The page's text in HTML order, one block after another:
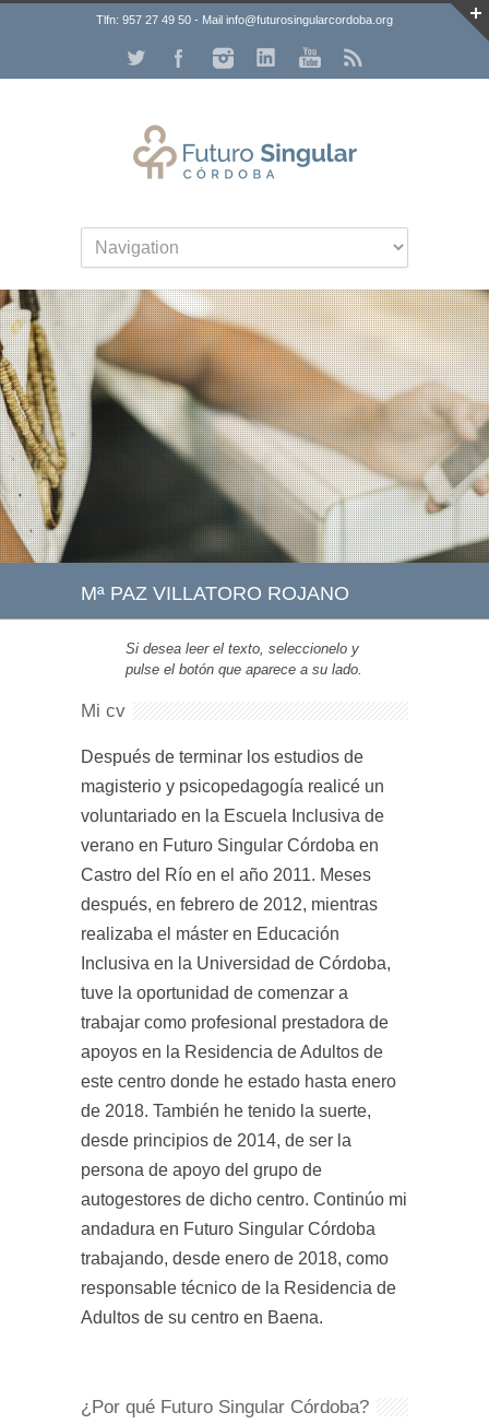
Tlfn: 957 27 49 50 - Mail info@futurosingularcordoba.org
Mª PAZ VILLATORO ROJANO
Si desea leer el texto, seleccionelo y
pulse el botón que aparece a su lado.
Mi cv
Después de terminar los estudios de
magisterio y psicopedagogía realicé un
voluntariado en la Escuela Inclusiva de
verano en Futuro Singular Córdoba en
Castro del Río en el año 2011. Meses
después, en febrero de 2012, mientras
realizaba el máster en Educación
Inclusiva en la Universidad de Córdoba,
tuve la oportunidad de comenzar a
trabajar como profesional prestadora de
apoyos en la Residencia de Adultos de
este centro donde he estado hasta enero
de 2018. También he tenido la suerte,
desde principios de 2014, de ser la
persona de apoyo del grupo de
autogestores de dicho centro. Continúo mi
andadura en Futuro Singular Córdoba
trabajando, desde enero de 2018, como
responsable técnico de la Residencia de
Adultos de su centro en Baena.
¿Por qué Futuro Singular Córdoba?